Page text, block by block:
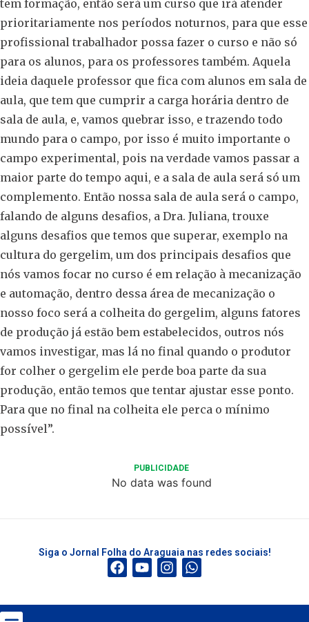
tem formação, então será um curso que irá atender
prioritariamente nos períodos noturnos, para que esse
profissional trabalhador possa fazer o curso e não só
para os alunos, para os professores também. Aquela
ideia daquele professor que fica com alunos em sala de
aula, que tem que cumprir a carga horária dentro de
sala de aula, e, vamos quebrar isso, e trazendo todo
mundo para o campo, por isso é muito importante o
campo experimental, pois na verdade vamos passar a
maior parte do tempo aqui, e a sala de aula será só um
complemento. Então nossa sala de aula será o campo,
falando de alguns desafios, a Dra. Juliana, trouxe
alguns desafios que temos que superar, exemplo na
cultura do gergelim, um dos principais desafios que
nós vamos focar no curso é em relação à mecanização
e automação, dentro dessa área de mecanização o
nosso foco será a colheita do gergelim, alguns fatores
de produção já estão bem estabelecidos, outros nós
vamos investigar, mas lá no final quando o produtor
for colher o gergelim ele perde boa parte da sua
produção, então temos que tentar ajustar esse ponto.
Para que no final na colheita ele perca o mínimo
possível”.
PUBLICIDADE
No data was found
Siga o Jornal Folha do Araguaia nas redes sociais!